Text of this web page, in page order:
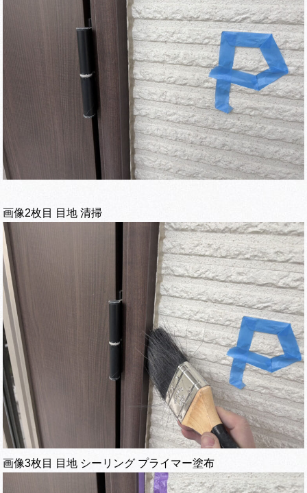
画像2枚目 目地 清掃
画像3枚目 目地 シーリング プライマー塗布